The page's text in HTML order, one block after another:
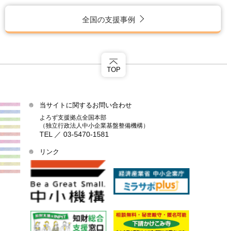
全国の支援事例
当サイトに関するお問い合わせ
よろず支援拠点全国本部
（独立行政法人中小企業基盤整備機構）
TEL ／ 03-5470-1581
リンク
TOP